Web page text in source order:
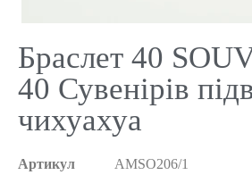
Браслет 40
40 Сувенірів
чихуахуа
Артикул
AMSO206/1